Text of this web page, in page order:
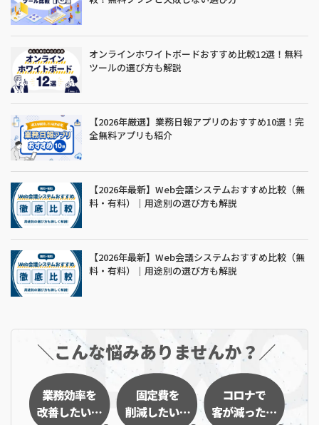
オンラインホワイトボードおすすめ比較12選！無料
ツールの選び方も解説
【2026年厳選】業務日報アプリのおすすめ10選！完
全無料アプリも紹介
【2026年最新】Web会議システムおすすめ比較（無
料・有料）｜用途別の選び方も解説
【2026年最新】Web会議システムおすすめ比較（無
料・有料）｜用途別の選び方も解説